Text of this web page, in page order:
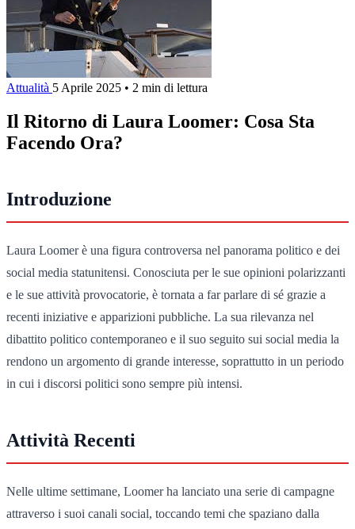
Attualità 5 Aprile 2025 • 2 min di lettura
Il Ritorno di Laura Loomer: Cosa Sta
Facendo Ora?
Introduzione
Laura Loomer è una figura controversa nel panorama politico e dei
social media statunitensi. Conosciuta per le sue opinioni polarizzanti
e le sue attività provocatorie, è tornata a far parlare di sé grazie a
recenti iniziative e apparizioni pubbliche. La sua rilevanza nel
dibattito politico contemporaneo e il suo seguito sui social media la
rendono un argomento di grande interesse, soprattutto in un periodo
in cui i discorsi politici sono sempre più intensi.
Attività Recenti
Nelle ultime settimane, Loomer ha lanciato una serie di campagne
attraverso i suoi canali social, toccando temi che spaziano dalla